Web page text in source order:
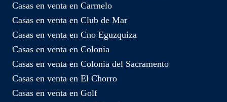
Casas en venta en Carmelo
Casas en venta en Club de Mar
Casas en venta en Cno Eguzquiza
Casas en venta en Colonia
Casas en venta en Colonia del Sacramento
Casas en venta en El Chorro
Casas en venta en Golf